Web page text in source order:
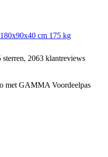
cm 175 kg
2063 klantreviews
met GAMMA Voordeelpas